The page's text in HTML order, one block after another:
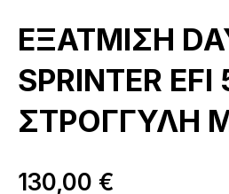
ΕΞΑΤΜΙΣΗ
SPRINTER EFI
ΣΤΡΟΓΓΥΛΗ
130,00 €